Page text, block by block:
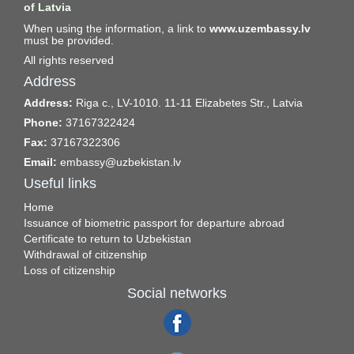
of Latvia
When using the information, a link to www.uzembassy.lv
must be provided.
All rights reserved
Address
Address: Riga c., LV-1010. 11-11 Elizabetes Str., Latvia
Phone: 37167322424
Fax: 37167322306
Email: embassy@uzbekistan.lv
Useful links
Home
Issuance of biometric passport for departure abroad
Certificate to return to Uzbekistan
Withdrawal of citizenship
Loss of citizenship
Social networks